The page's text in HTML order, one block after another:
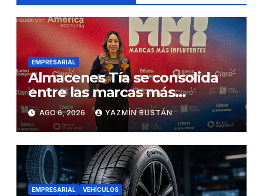
EMPRESARIAL
Almacenes Tía se consolida
entre las marcas más
influyentes del Ecuador
AGO 6, 2026 YAZMÍN BUSTÁN
EMPRESARIAL VEHÍCULOS